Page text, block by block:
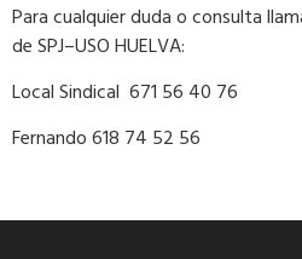
Para cualquier duda o consulta
de SPJ–USO HUELVA:
Local Sindical 671 56 40 76
Fernando 618 74 52 56